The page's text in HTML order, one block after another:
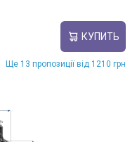
КУПИТЬ
Ще 13 пропозиції від 1210 грн